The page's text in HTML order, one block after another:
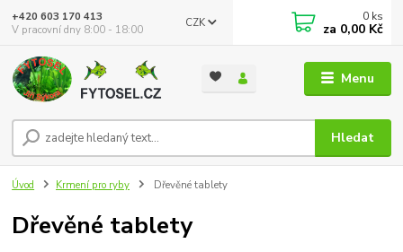
Menu
CZK
Hledat
+420 603 170 413
V pracovní dny 8:00 - 18:00
0 ks
za 0,00 Kč
Úvod Krmení pro ryby Dřevěné tablety
Dřevěné tablety